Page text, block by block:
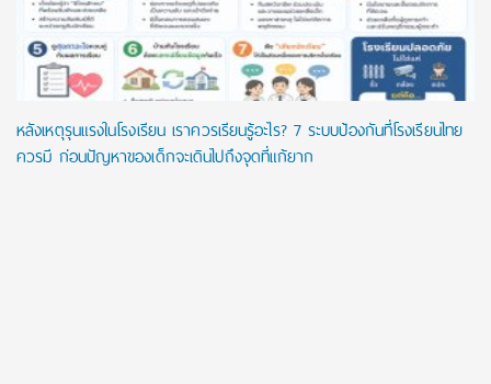
หลังเหตุรุนแรงในโรงเรียน เราควรเรียนรู้อะไร? 7 ระบบป้องกันที่โรงเรียนไทย
ควรมี ก่อนปัญหาของเด็กจะเดินไปถึงจุดที่แก้ยาก